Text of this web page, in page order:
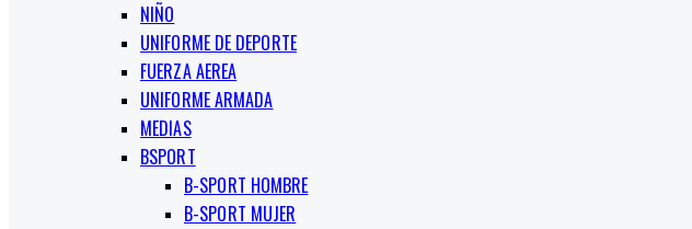
NIÑO
UNIFORME DE DEPORTE
FUERZA AEREA
UNIFORME ARMADA
MEDIAS
BSPORT
B-SPORT HOMBRE
B-SPORT MUJER